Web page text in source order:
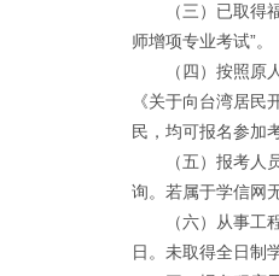
（三）已取得福
师增项专业考试”。
（四）按照原人
《关于向台湾居
民，均可报名参加
（五）报考人员
询。若属于学信网
（六）从事工程
日。未取得全日制